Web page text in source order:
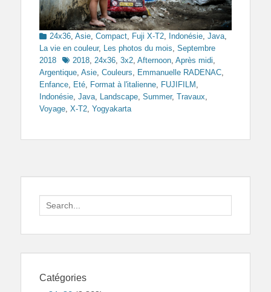
Categories
24x36 Asie Compact Fuji X-T2 Indonésie Java
La vie en couleur, Les photos du mois Septembre
2018
Tags2018 24x36 3x2 Afternoon Après midi
Argentique Asie Couleurs Emmanuelle RADENAC
Enfance Eté Format à l'italienne FUJIFILM
Indonésie Java Landscape Summer, Travaux
Voyage X-T2 Yogyakarta
Search
for:
Catégories